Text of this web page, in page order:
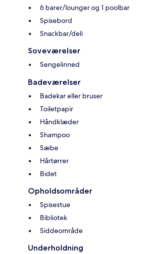
6 barer/lounger og 1 poolbar
Spisebord
Snackbar/deli
Soveværelser
Sengelinned
Badeværelser
Badekar eller bruser
Toiletpapir
Håndklæder
Shampoo
Sæbe
Hårtørrer
Bidet
Opholdsområder
Spisestue
Bibliotek
Siddeområde
Underholdning